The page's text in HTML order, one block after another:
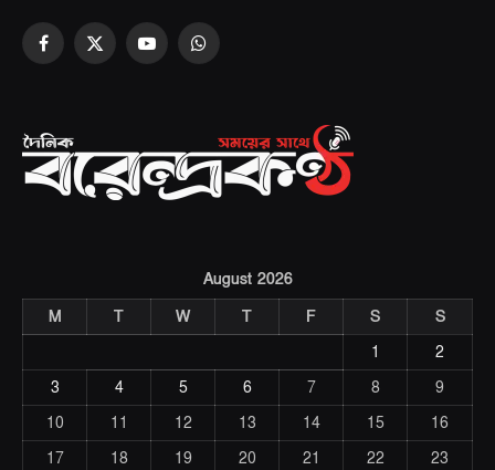
Facebook
X
YouTubeWhatsApp
August 2026
M
T W T F S
S
1
2
3
4 5 6 7 8
9
10
11 12 13 14 15
16
17
18 19 20 21 22 23